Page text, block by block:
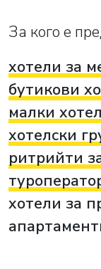
За кого е
хотели за
бутикови
малки
хотелски
ритрийти
хотели за